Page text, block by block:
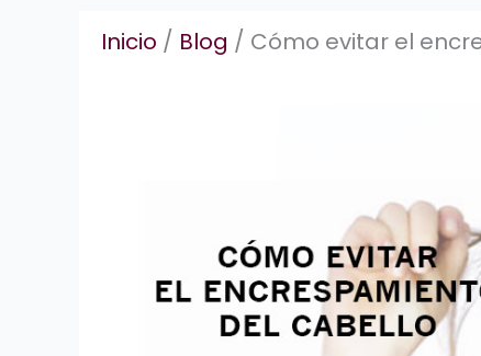
Inicio / Blog / Cómo evitar el